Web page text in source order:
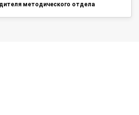
методического отдела